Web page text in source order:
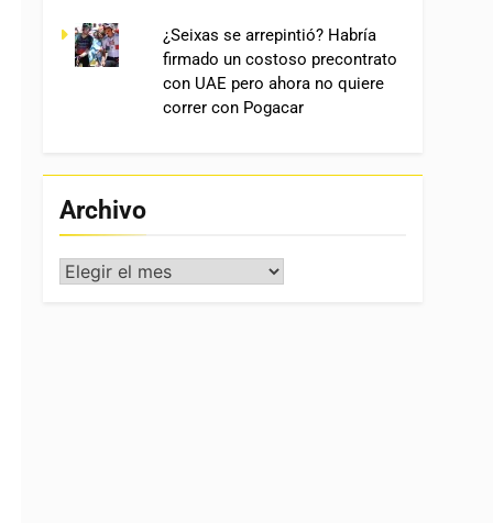
¿Seixas se arrepintió? Habría
firmado un costoso precontrato
con UAE pero ahora no quiere
correr con Pogacar
Archivo
Archivo